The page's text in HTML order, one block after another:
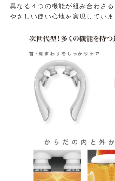
異なる４つの機能が組み合わさ
やさしい使い心地を実現していま